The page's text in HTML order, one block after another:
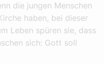
die jungen Menschen
haben, bei dieser
Leben spüren sie, dass
sich: Gott soll